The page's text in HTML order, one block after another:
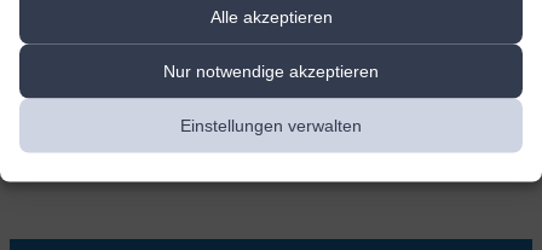
Alle akzeptieren
Nur notwendige akzeptieren
Einstellungen verwalten